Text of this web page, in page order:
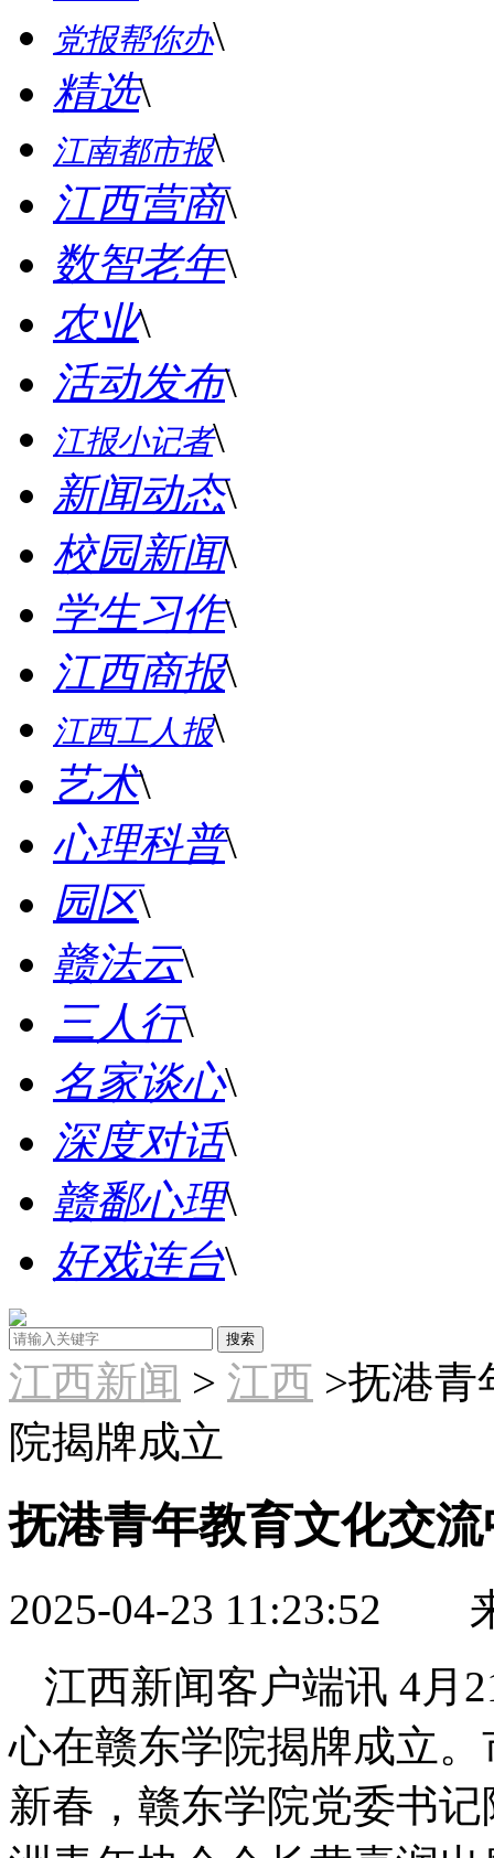
党报帮你办\
精选\
江南都市报\
江西营商\
数智老年\
农业\
活动发布\
江报小记者\
新闻动态\
校园新闻\
学生习作\
江西商报\
江西工人报\
艺术\
心理科普\
园区\
赣法云\
三人行\
名家谈心\
深度对话\
赣鄱心理\
好戏连台\
江西新闻 > 江西 >抚港青
院揭牌成立
抚港青年教育文化交
2025-04-23 11:23:52
来
江西新闻客户端讯 4月
心在赣东学院揭牌成立
新春，赣东学院党委书